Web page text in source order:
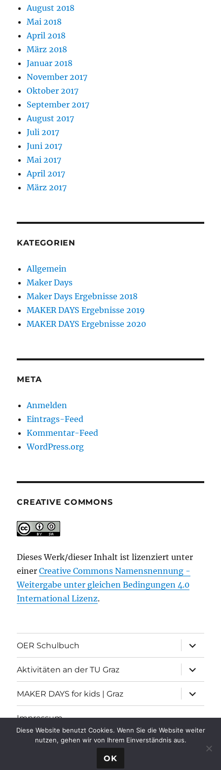
August 2018
Mai 2018
April 2018
März 2018
Januar 2018
November 2017
Oktober 2017
September 2017
August 2017
Juli 2017
Juni 2017
Mai 2017
April 2017
März 2017
KATEGORIEN
Allgemein
Maker Days
Maker Days Ergebnisse 2018
MAKER DAYS Ergebnisse 2019
MAKER DAYS Ergebnisse 2020
META
Anmelden
Eintrags-Feed
Kommentar-Feed
WordPress.org
CREATIVE COMMONS
Dieses Werk/dieser Inhalt ist lizenziert unter
einerCreative Commons Namensnennung -
Weitergabe unter gleichen Bedingungen 4.0
International Lizenz.
OER Schulbuch
öffnen
Aktivitäten an der TU Graz
öffnen
MAKER DAYS for kids | Graz
öffnen
Impressum
Informatische Grundbildung
Stolz präsentiert von
Diese Website benutzt Cookies. Wenn Sie die Website weiter
nutzen, gehen wir von Ihrem Einverständnis aus.
OK